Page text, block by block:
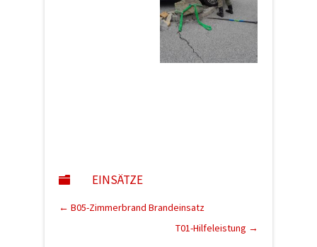
 EINSÄTZE
← B05-Zimmerbrand Brandeinsatz
T01-Hilfeleistung →